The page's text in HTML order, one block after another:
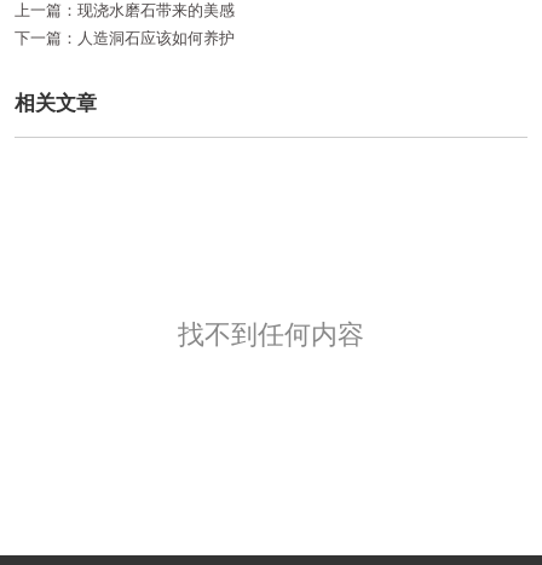
上一篇： 现浇水磨石带来的美感
下一篇： 人造洞石应该如何养护
相关文章
找不到任何内容